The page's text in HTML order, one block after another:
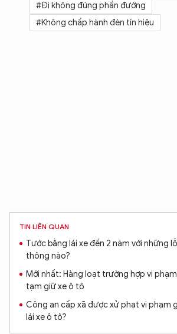
#Đi không đúng phần đường
#Không chấp hành đèn tín hiệu
TIN LIÊN QUAN
Tước bằng lái xe đến 2 năm với những
thông nào?
Mới nhất: Hàng loạt trường hợp vi
tạm giữ xe ô tô
Công an cấp xã được xử phạt vi phạm
lái xe ô tô?